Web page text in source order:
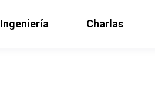
Ingeniería Charlas